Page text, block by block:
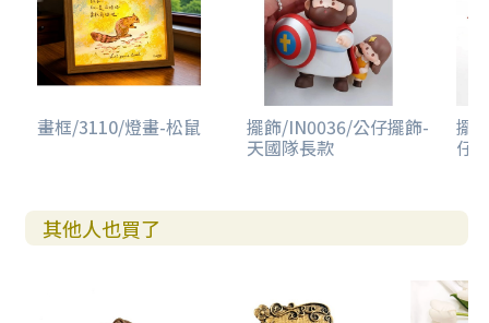
畫框/3110/燈畫-松鼠 擺飾/IN0036/公仔擺飾-
天國隊長款
擺
仔
其他人也買了